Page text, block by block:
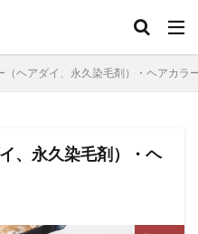
（ヘアダイ、永久染毛剤）・ヘアカラ
、永久染毛剤）・ヘ